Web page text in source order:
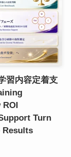
習内容定着支
Turn
Results